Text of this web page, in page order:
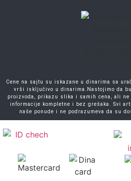
Cene na sajtu su iskazane u dinarima sa
vrši isključivo u dinarima.Nastojimo da
proizvoda, prikazu slika i samih cena, ali ne
informacije kompletne i bez grešaka. Svi
naše ponude i ne podrazumeva da su